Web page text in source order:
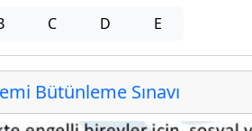
C D E
Bütünleme Sınavı